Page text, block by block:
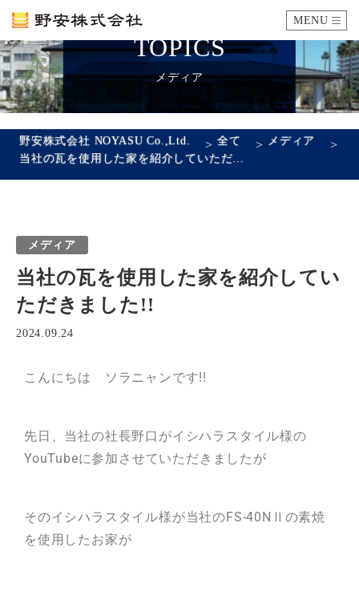
MENU
カタログ
瓦ができるまで
会社概要 沿革 代表あいさつ アクセス
採用情報
TOPICS
メディア
野安株式会社 NOYASU Co.,Ltd. >全て > メディア >
メディア
当社の瓦を使用した家を紹介してい
ただきました!!
2024.09.24
こんにちは ソラニャンです!!
先日、当社の社長野口がイシハラスタイル様の
YouTubeに参加させていただきましたが
そのイシハラスタイル様が当社のFS-40NⅡの素焼
を使用したお家が